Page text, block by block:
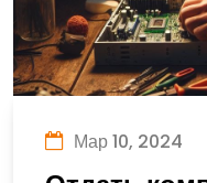
Мар 10, 2024